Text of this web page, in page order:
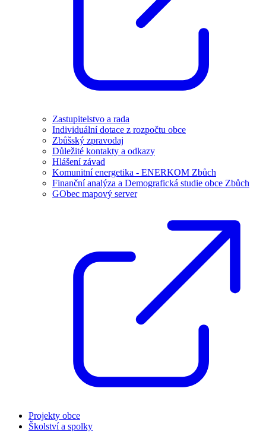
Zastupitelstvo a rada
Individuální dotace z rozpočtu obce
Zbůšský zpravodaj
Důležité kontakty a odkazy
Hlášení závad
Komunitní energetika - ENERKOM Zbůch
Finanční analýza a Demografická studie obce Zbůch
GObec mapový server
Projekty obce
Školství a spolky